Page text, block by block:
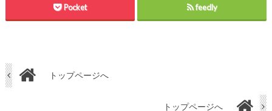
Pocket feedly
トップページへ
トップページへ